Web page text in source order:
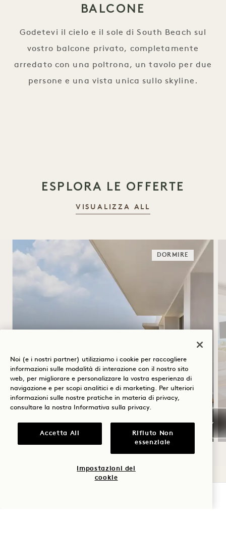
BALCONE
Godetevi il cielo e il sole di South Beach sul
vostro balcone privato, completamente
arredato con una poltrona, un tavolo per due
persone e una vista unica sullo skyline.
ESPLORA LE OFFERTE
VISUALIZZA ALL
DORMIRE
A CASA ALL
Colazione a buffet giornaliera
Parcheggio gratuito
Valido per soggiorni dal 20 luglio al 31
Noi (e i nostri partner) utilizziamo i cookie per raccogliere
informazioni sulle modalità di interazione con il nostro sito
web, per migliorare e personalizzare la vostra esperienza di
navigazione e per scopi analitici e di marketing. Per ulteriori
informazioni sulle nostre pratiche in materia di privacy,
consultare la nostra
Informativa sulla privacy.
Accetta All
Rifiuto Non
essenziale
Impostazioni dei
cookie